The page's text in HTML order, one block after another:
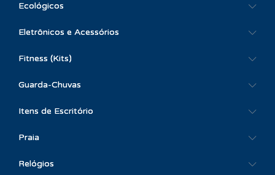
Ecológicos
Eletrônicos e Acessórios
Fitness (Kits)
Guarda-Chuvas
Itens de Escritório
Praia
Relógios